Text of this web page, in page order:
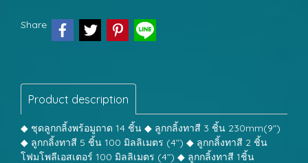
Share
Product description
◆ ชุดลูกกลิ้งพร้อมูถาด 14 ชิ้น ◆ ลูกกลิ้งทาสี 3 ชิ้น 230mm(9")
◆ ลูกกลิ้งทาสี 5 ชิ้น 100 มิลลิเมตร (4") ◆ ลูกกลิ้งทาสี 2 ชิ้น
โฟมโพลีเอสเตอร์ 100 มิลลิเมตร (4") ◆ ลูกกลิ้งทาสี 1ชิ้น